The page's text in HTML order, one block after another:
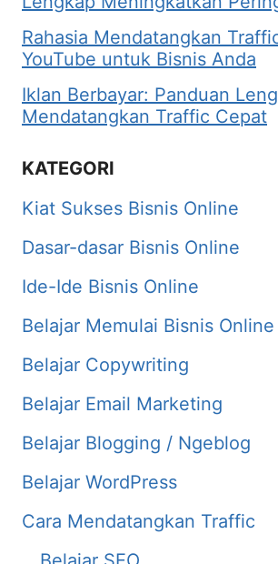
Rahasia Mendatangkan
YouTube untuk Bisnis Anda
Iklan Berbayar: Panduan
Mendatangkan Traffic Cepat
KATEGORI
Kiat Sukses Bisnis Online
Dasar-dasar Bisnis Online
Ide-Ide Bisnis Online
Belajar Memulai Bisnis Online
Belajar Copywriting
Belajar Email Marketing
Belajar Blogging / Ngeblog
Belajar WordPress
Cara Mendatangkan Traffic